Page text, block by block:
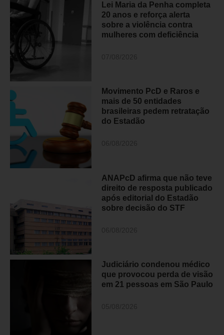
Lei Maria da Penha completa
20 anos e reforça alerta
sobre a violência contra
mulheres com deficiência
Movimento PcD e Raros e
mais de 50 entidades
brasileiras pedem retratação
do Estadão
ANAPcD afirma que não teve
direito de resposta publicado
após editorial do Estadão
sobre decisão do STF
Judiciário condenou médico
que provocou perda de visão
em 21 pessoas em São Paulo